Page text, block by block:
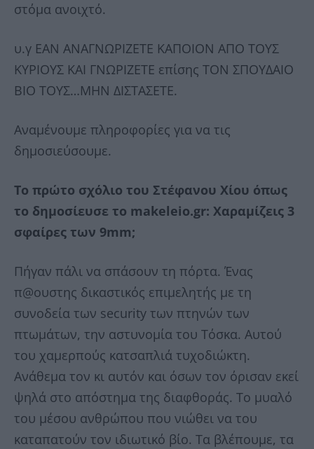
στόμα ανοιχτό.
υ.γ ΕΑΝ ΑΝΑΓΝΩΡΙΖΕΤΕ ΚΑΠΟΙΟΝ ΑΠΟ ΤΟΥΣ
ΚΥΡΙΟΥΣ ΚΑΙ ΓΝΩΡΙΖΕΤΕ επίσης ΤΟΝ ΣΠΟΥΔΑΙΟ
ΒΙΟ ΤΟΥΣ…ΜΗΝ ΔΙΣΤΑΣΕΤΕ.
Αναμένουμε πληροφορίες για να τις
δημοσιεύσουμε.
Το πρώτο σχόλιο του Στέφανου Χίου όπως
το δημοσίευσε το makeleio.gr: Χαραμίζεις 3
σφαίρες των 9mm;
Πήγαν πάλι να σπάσουν τη πόρτα. Ένας
π@ουστης δικαστικός επιμελητής με τη
συνοδεία των security των πτηνών των
πτωμάτων, την αστυνομία του Τόσκα. Αυτού
του χαμερπούς κατσαπλιά τυχοδιώκτη.
Ανάθεμα τον κι αυτόν και όσων τον όρισαν εκεί
ψηλά στο απόστημα της διαφθοράς. Το μυαλό
του μέσου ανθρώπου που νιώθει να του
καταπατούν τον ιδιωτικό βίο. Τα βλέπουμε, τα